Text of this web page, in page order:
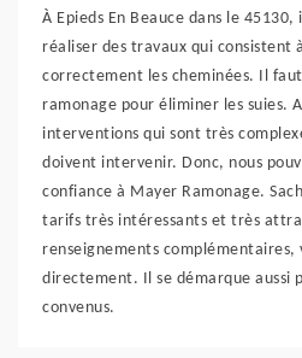
À Epieds En Beauce dans le
réaliser des travaux qui consistent
correctement les cheminées. Il
ramonage pour éliminer les suies.
interventions qui sont très
doivent intervenir. Donc, nous
confiance à Mayer Ramonage.
tarifs très intéressants et très
renseignements
directement. Il se démarque aussi
convenus.